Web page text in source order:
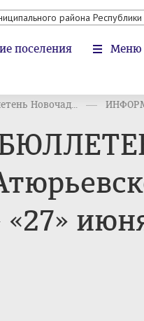
района
поселения Меню
Новочад...